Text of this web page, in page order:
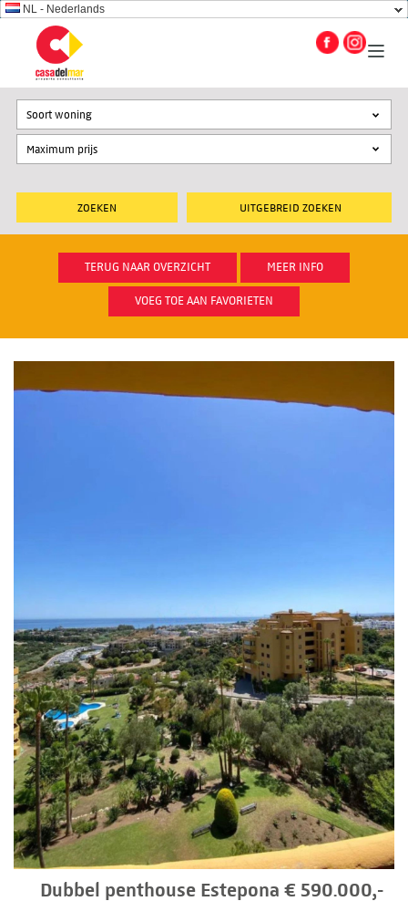
NL - Nederlands
UITGEBREID ZOEKEN
Soort woning
TERUG NAAR OVERZICHT MEER INFO
VOEG TOE AAN FAVORIETEN
Dubbel penthouse Estepona € 590.000,-